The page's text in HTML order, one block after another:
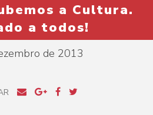
a Cultura.
a todos!
de 2013